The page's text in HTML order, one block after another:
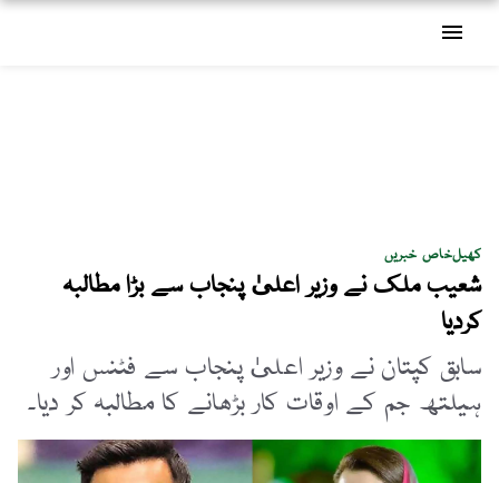
menu
کھیلخاص خبریں
شعیب ملک نے وزیر اعلیٰ پنجاب سے بڑا مطالبہ
کردیا
سابق کپتان نے وزیر اعلیٰ پنجاب سے فٹنس اور
ہیلتھ جم کے اوقات کار بڑھانے کا مطالبہ کر دیا۔